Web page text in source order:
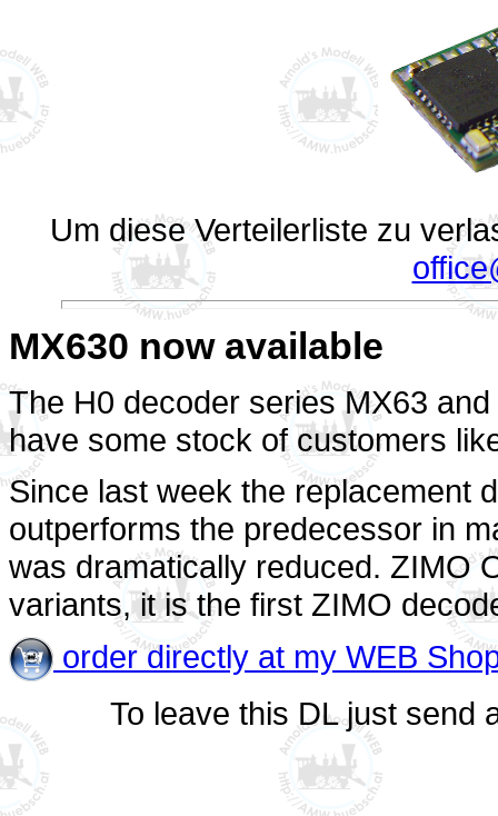
Um diese Verteilerliste zu
MX630 now available
The H0 decoder series MX63
have some stock of customers
Since last week the replacement
outperforms the predecessor in
was dramatically reduced. ZIMO
variants, it is the first ZIMO
order directly at my WEB
To leave this DL just send